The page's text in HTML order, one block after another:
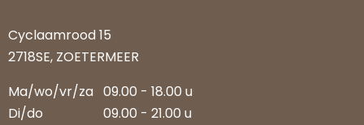
Cyclaamrood 15
2718SE, ZOETERMEER
Ma/wo/vr/za 09.00 - 18.00 u
Di/do
09.00 - 21.00 u